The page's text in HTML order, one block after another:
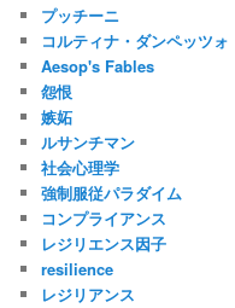
プッチーニ
コルティナ・ダンペッツォ
Aesop's Fables
怨恨
嫉妬
ルサンチマン
社会心理学
強制服従パラダイム
コンプライアンス
レジリエンス因子
resilience
レジリアンス